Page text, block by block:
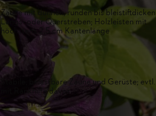
Zäune mit dünnen, runden bis bleistiftdicken
Längs- oder Querstreben; Holzleisten mit
höchstens 2,5 cm Kantenlänge
Stabile, belastbare Zäune und Gerüste; evtl.
mit Rankhilfe davor